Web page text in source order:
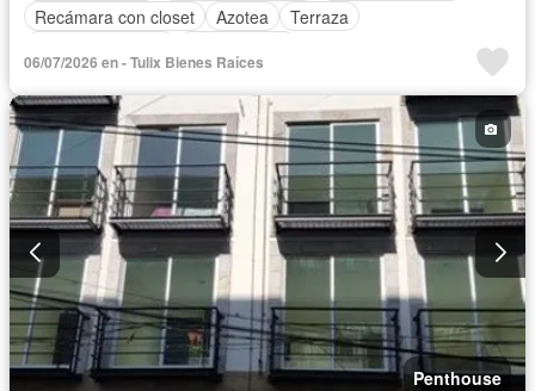
Recámara con closet
Azotea
Terraza
06/07/2026 en - Tulix Bienes Raíces
Penthouse